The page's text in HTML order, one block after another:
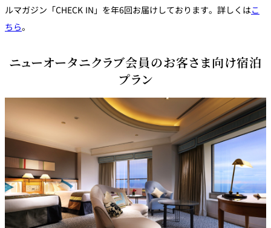
ルマガジン「CHECK IN」を年6回お届けしております。詳しくはこ
ちら。
ニューオータニクラブ会員のお客さま向け宿泊
プラン